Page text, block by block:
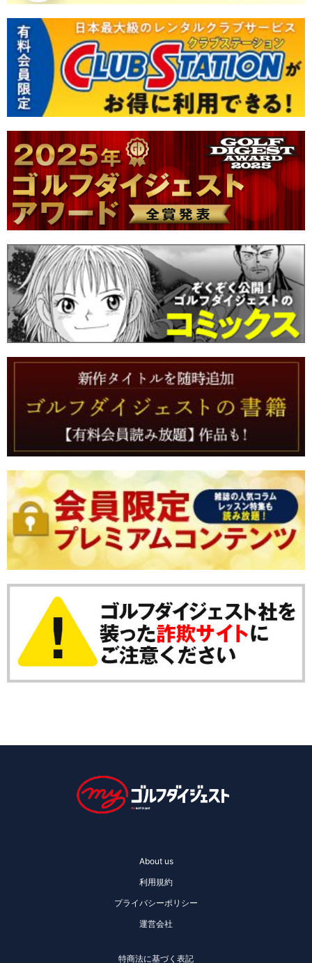
About us
利用規約
プライバシーポリシー
運営会社
特商法に基づく表記